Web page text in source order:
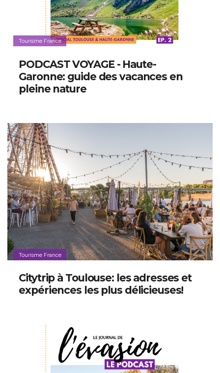
Tourisme France
PODCAST VOYAGE - Haute-
Garonne: guide des vacances en
pleine nature
Tourisme France
Citytrip à Toulouse: les adresses et
expériences les plus délicieuses!